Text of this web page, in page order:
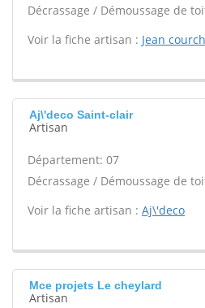
Décrassage / Démoussage de
Voir la fiche artisan : Jean
Aj\'deco Saint-clair
Artisan
Département: 07
Décrassage / Démoussage de
Voir la fiche artisan : Aj\'deco
Mce projets Le cheylard
Artisan